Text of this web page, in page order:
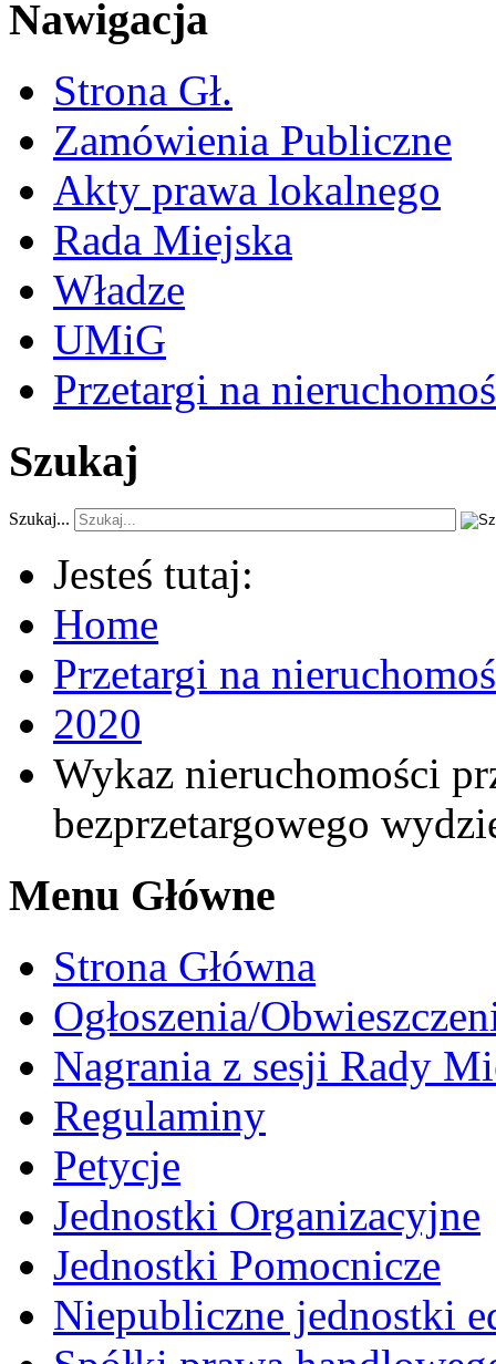
Nawigacja
Strona Gł.
Zamówienia Publiczne
Akty prawa lokalnego
Rada Miejska
Władze
UMiG
Przetargi na
Szukaj
Szukaj...
Jesteś tutaj:
Home
Przetargi na
2020
Wykaz nieruchomości
bezprzetargowego
Menu Główne
Strona Główna
Ogłoszenia/
Nagrania z sesji Rady
Regulaminy
Petycje
Jednostki Organizacyjne
Jednostki Pomocnicze
Niepubliczne jednostki